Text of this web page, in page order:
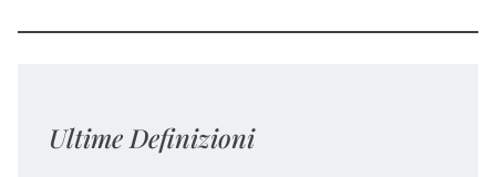
Ultime Definizioni